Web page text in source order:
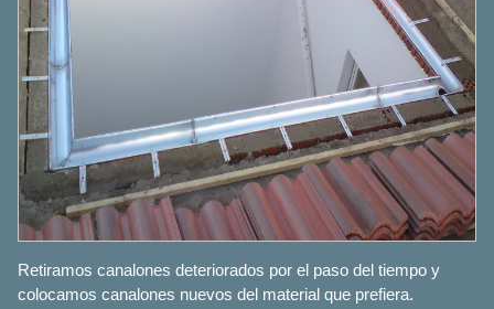
Retiramos canalones deteriorados por el paso del tiempo y
colocamos canalones nuevos del material que prefiera.